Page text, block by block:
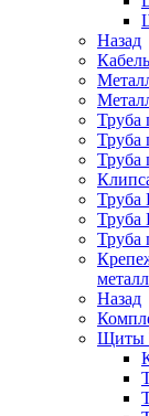
Назад
Труба
Труба
Труба
Труба
Труба
Назад
Щиты